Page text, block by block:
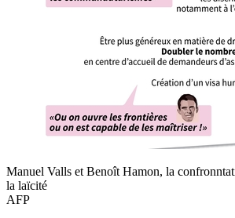
Manuel Valls et Benoît Hamon, la
la laïcité
AFP